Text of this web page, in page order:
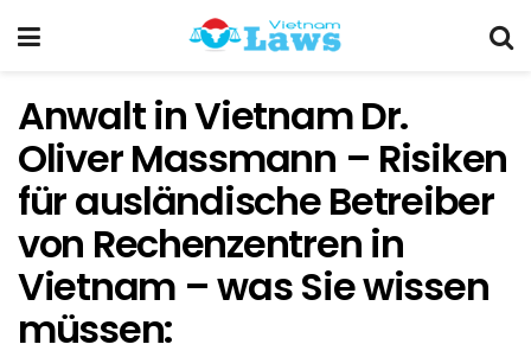
Anwalt in Vietnam Dr.
Oliver Massmann – Risiken
für ausländische Betreiber
von Rechenzentren in
Vietnam – was Sie wissen
müssen: